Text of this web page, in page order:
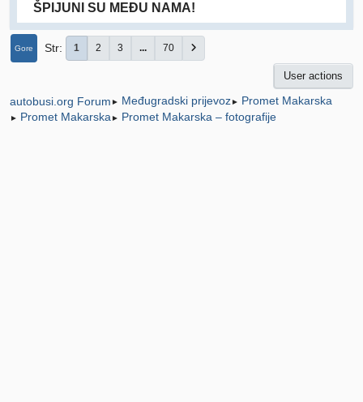
ŠPIJUNI SU MEĐU NAMA!
Gore Str 1 2 3 ... 70
User actions
autobusi.org Forum ► Međugradski prijevoz► Promet Makarska
► Promet Makarska ► Promet Makarska – fotografije